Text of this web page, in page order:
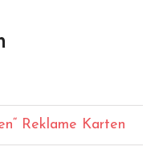
Reklame Karten